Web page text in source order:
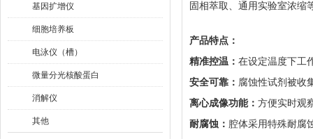
基因扩增仪
细胞培养板
电泳仪（槽）
微量分光核酸蛋白
消解仪
其他
固相萃取、通用实验室浓缩
产品特点：
精准控温： 在设定温度下工
安全可靠： 腐蚀性试剂被收
离心成像功能： 方便实时观
耐腐蚀： 腔体采用特殊耐腐